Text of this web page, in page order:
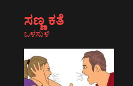
ಸಣ್ಣ ಕತೆ
ಒಳಸುಳಿ